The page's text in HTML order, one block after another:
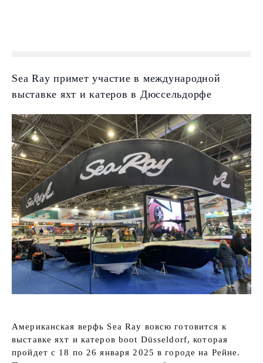
Sea Ray примет участие в международной
выставке яхт и катеров в Дюссельдорфе
Американская верфь Sea Ray вовсю готовится к
выставке яхт и катеров boot Düsseldorf, которая
пройдет с 18 по 26 января 2025 в городе на Рейне.